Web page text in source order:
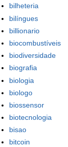
bilheteria
bilíngues
billionario
biocombustíveis
biodiversidade
biografia
biologia
biologo
biossensor
biotecnologia
bisao
bitcoin